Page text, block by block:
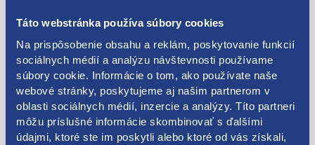
Táto webstránka používa súbory cookies
Na prispôsobenie obsahu a reklám, poskytovanie funkcií
sociálnych médií a analýzu návštevnosti používame
súbory cookie. Informácie o tom, ako používate naše
webové stránky, poskytujeme aj našim partnerom v
oblasti sociálnych médií, inzercie a analýzy. Títo partneri
môžu príslušné informácie skombinovať s ďalšími
údajmi, ktoré ste im poskytli alebo ktoré od vás získali,
Popis produktu
rúrka klimatizácia
originálne číslo Renault
8200017728